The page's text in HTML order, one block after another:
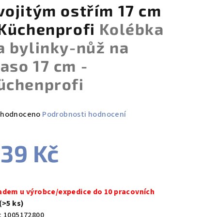
ostřím 17 cm
Kolébka
bylinky-nůž na
17 cm -
Podrobnosti hodnocení
Kč
u výrobce/expedice do 10 pracovních
(>5 ks)